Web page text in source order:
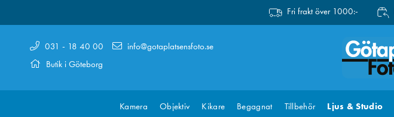
Fri frakt över 1000:-
031 - 18 40 00
Butik i Göteborg
info@gotaplatsensfoto.se
Kamera Objektiv Kikare Begagnat Tillbehör Ljus & Studio